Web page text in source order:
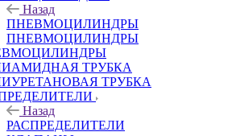
Назад
ПНЕВМОЦИЛИНДРЫ
ПНЕВМОЦИЛИНДРЫ
ТРУБКА
ТРУБКА
Назад
РАСПРЕДЕЛИТЕЛИ